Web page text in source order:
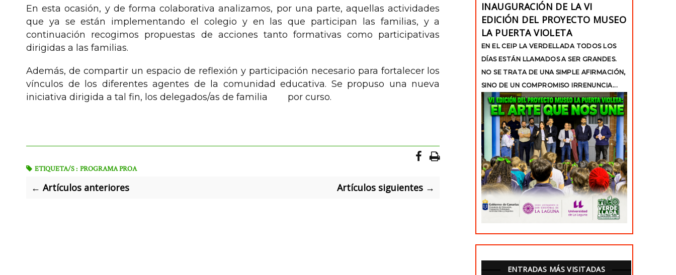
En esta ocasión, y de forma colaborativa analizamos, por una parte, aquellas actividades
que ya se están implementando el colegio y en las que participan las familias, y a
continuación recogimos propuestas de acciones tanto formativas como participativas
dirigidas a las familias.
Además, de compartir un espacio de reflexión y participación necesario para fortalecer los
vínculos de los diferentes agentes de la comunidad educativa. Se propuso una nueva
iniciativa dirigida a tal fin, los delegados/as de familia
por curso.
ETIQUETA/S : PROGRAMA PROA
← Artículos anteriores Artículos siguientes →
INAUGURACIÓN DE LA VI
EDICIÓN DEL PROYECTO MUSEO
LA PUERTA VIOLETA
EN EL CEIP LA VERDELLADA TODOS LOS
DÍAS ESTÁN LLAMADOS A SER GRANDES.
NO SE TRATA DE UNA SIMPLE AFIRMACIÓN,
SINO DE UN COMPROMISO IRRENUNCIA...
ENTRADAS MÁS VISITADAS